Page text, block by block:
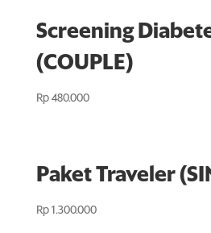
Screening
(COUPLE)
Rp480.000
Paket Traveler
Rp1.300.000